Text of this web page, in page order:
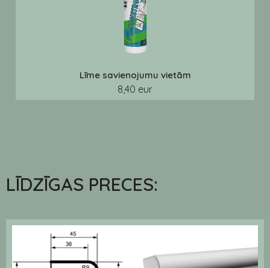
Līme savienojumu vietām
8,40 eur
LĪDZĪGAS PRECES: